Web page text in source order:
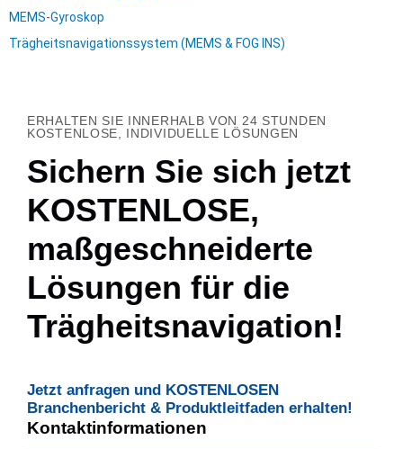
MEMS-Gyroskop
Trägheitsnavigationssystem (MEMS & FOG INS)
ERHALTEN SIE INNERHALB VON 24 STUNDEN
KOSTENLOSE, INDIVIDUELLE LÖSUNGEN
Sichern Sie sich jetzt
KOSTENLOSE,
maßgeschneiderte
Lösungen für die
Trägheitsnavigation!
Jetzt anfragen und KOSTENLOSEN
Branchenbericht & Produktleitfaden erhalten!
Kontaktinformationen